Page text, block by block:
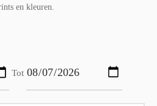
en kleuren.
Tot